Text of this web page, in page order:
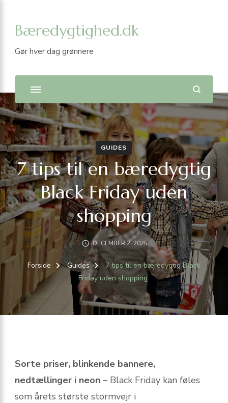
Bæredygtighed.dk
Gør hver dag grønnere
GUIDES
7 tips til en bæredygtig
Black Friday uden
shopping
DECEMBER 2, 2025
Forside Guides
7 tips til en bæredygtig Black
Friday uden shopping
Sorte priser, blinkende bannere,
nedtællinger i neon – Black Friday kan føles
som årets største stormvejr i